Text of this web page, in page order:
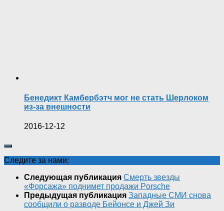
Бенедикт Камбербэтч мог не стать Шерлоком
из-за внешности
2016-12-12
Следите за нами:
Следующая публикация Смерть звезды
«Форсажа» поднимет продажи Porsche
Предыдущая публикация Западные СМИ снова
сообщили о разводе Бейонсе и Джей Зи